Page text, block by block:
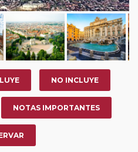
NO INCLUYE
NOTAS IMPORTANTES